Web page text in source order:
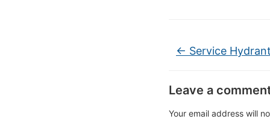
← Service
Leave a
Your email address will